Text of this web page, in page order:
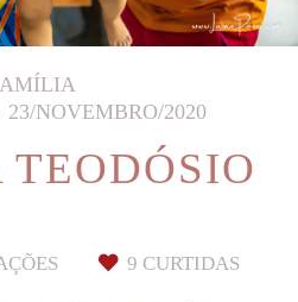
23/NOVEMBRO/2020
9 CURTIDAS